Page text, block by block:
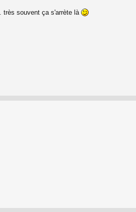
très souvent ça s'arrète là